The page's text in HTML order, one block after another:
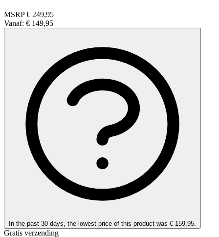
MSRP € 249,95
Vanaf: € 149,95
In the past 30 days, the lowest price of this product was € 159,95.
Gratis verzending